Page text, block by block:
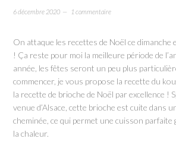
6 décembre 2020 1 commentaire
On attaque les recettes de Noël ce dimanche
! Ça reste pour moi la meilleure période de
année, les fêtes seront un peu plus
commencer, je vous propose la recette du
la recette de brioche de Noël par excellence !
venue d’Alsace, cette brioche est cuite dans
cheminée, ce qui permet une cuisson parfaite
la chaleur.